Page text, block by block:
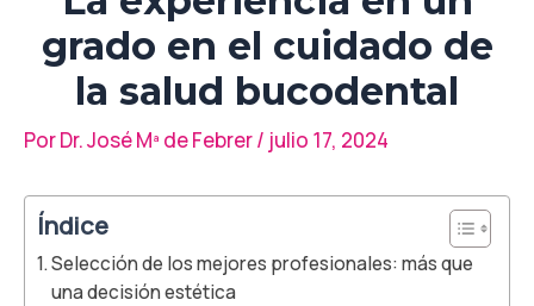
grado en el cuidado de
la salud bucodental
PorDr. José Mª de Febrer/ julio 17, 2024
Índice
Selección de los mejores profesionales: más que
una decisión estética